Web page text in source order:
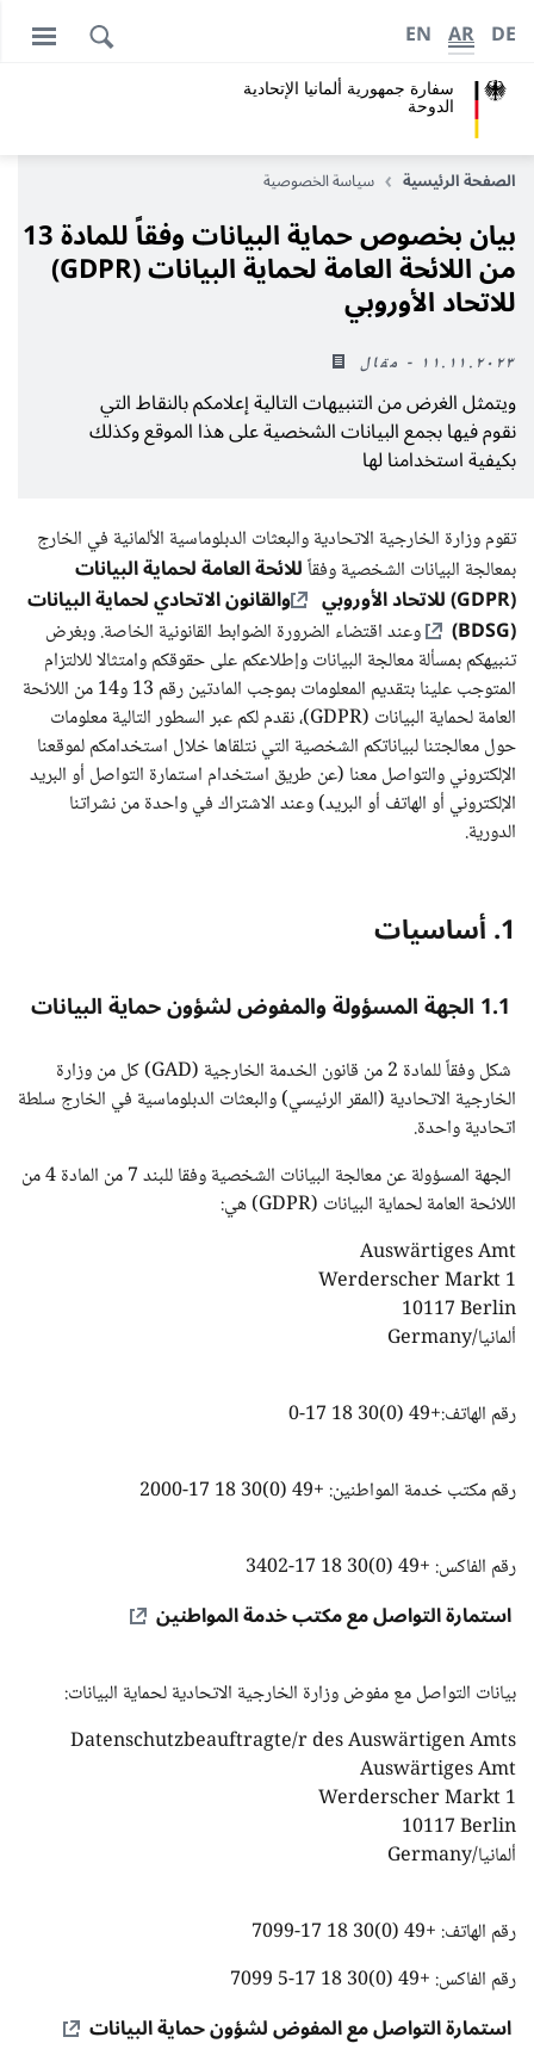
سفارة جمهورية ألمانيا الإتحادية
الدوحة
DE
AR
EN
الصفحة الرئيسية سياسة الخصوصية
بيان بخصوص حماية البيانات وفقاً للمادة 13
من اللائحة العامة لحماية البيانات (GDPR)
للاتحاد الأوروبي
١١.١١.٢٠٢٣ - مقال
ويتمثل الغرض من التنبيهات التالية إعلامكم بالنقاط التي
نقوم فيها بجمع البيانات الشخصية على هذا الموقع وكذلك
بكيفية استخدامنا لها
تقوم وزارة الخارجية الاتحادية والبعثات الدبلوماسية الألمانية في الخارج
بمعالجة البيانات الشخصية وفقاًللائحة العامة لحماية البيانات
(GDPR) للاتحاد الأوروبي والقانون الاتحادي لحماية البيانات
(BDSG)
وعند اقتضاء الضرورة الضوابط القانونية الخاصة. وبغرض
تنبيهكم بمسألة معالجة البيانات وإطلاعكم على حقوقكم وامتثالا للالتزام
المتوجب علينا بتقديم المعلومات بموجب المادتين رقم 13 و14 من اللائحة
العامة لحماية البيانات (GDPR)، نقدم لكم عبر السطور التالية معلومات
حول معالجتنا لبياناتكم الشخصية التي نتلقاها خلال استخدامكم لموقعنا
الإلكتروني والتواصل معنا (عن طريق استخدام استمارة التواصل أو البريد
الإلكتروني أو الهاتف أو البريد) وعند الاشتراك في واحدة من نشراتنا
الدورية.
1. أساسيات
شكل وفقاً للمادة 2 من قانون الخدمة الخارجية (GAD) كل من وزارة
الخارجية الاتحادية (المقر الرئيسي) والبعثات الدبلوماسية في الخارج سلطة
اتحادية واحدة.
الجهة المسؤولة عن معالجة البيانات الشخصية وفقا للبند 7 من المادة 4 من
اللائحة العامة لحماية البيانات (GDPR) هي:
Auswärtiges Amt
Werderscher Markt 1
10117 Berlin
ألمانيا/Germany
رقم الهاتف:+49 (0)30 18 17-0
رقم مكتب خدمة المواطنين: +49 (0)30 18 17-2000
رقم الفاكس: +49 (0)30 18 17-3402
استمارة التواصل مع مكتب خدمة المواطنين
بيانات التواصل مع مفوض وزارة الخارجية الاتحادية لحماية البيانات:
Datenschutzbeauftragte/r des Auswärtigen Amts
Auswärtiges Amt
Werderscher Markt 1
10117 Berlin
ألمانيا/Germany
رقم الهاتف: +49 (0)30 18 17-7099
رقم الفاكس: +49 (0)30 18 17-5 7099
استمارة التواصل مع المفوض لشؤون حماية البيانات